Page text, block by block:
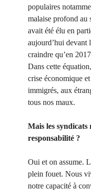
populaires
malaise profond au
avait été élu en
aujourd’hui devant
craindre qu’en
Dans cette
crise économique
immigrés, aux
tous nos maux.
Mais les syndicats
responsabilité ?
Oui et on assume.
plein fouet. Nous
notre capacité à